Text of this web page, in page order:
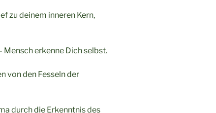
zu deinem inneren Kern,
erkenne Dich selbst.
von den Fesseln der
durch die Erkenntnis des